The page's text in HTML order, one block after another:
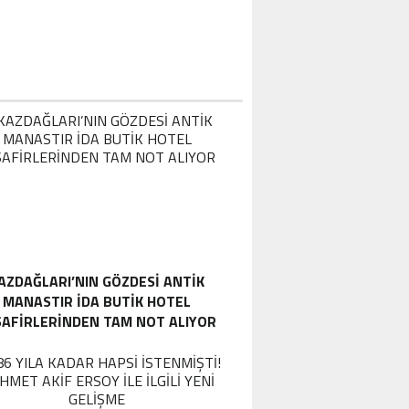
GÖZDESI ANTIK
MANASTIR İDA BUTIK HOTEL
TAM NOT ALIYOR